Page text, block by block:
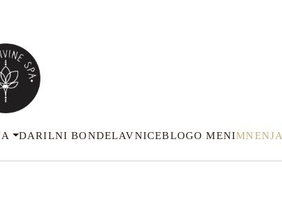
DARILNI BONDELAVNICEBLOGO MENIMNENJA